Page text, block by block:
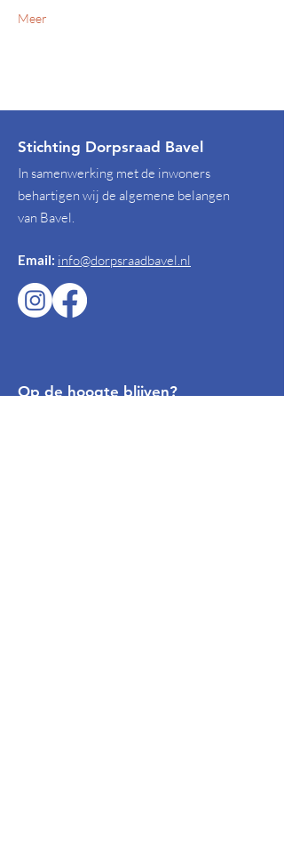
Meer
Stichting Dorpsraad Bavel
In samenwerking met de inwoners
behartigen wij de algemene belangen
van Bavel.
Email: info@dorpsraadbavel.nl
Op de hoogte blijven?